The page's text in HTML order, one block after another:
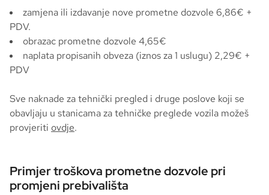
zamjena ili izdavanje nove prometne dozvole 6,86€ +
PDV.
obrazac prometne dozvole 4,65€
naplata propisanih obveza (iznos za 1 uslugu) 2,29€ +
PDV
Sve naknade za tehnički pregled i druge poslove koji se
obavljaju u stanicama za tehničke preglede vozila možeš
provjeriti ovdje.
Primjer troškova prometne dozvole pri
promjeni prebivališta